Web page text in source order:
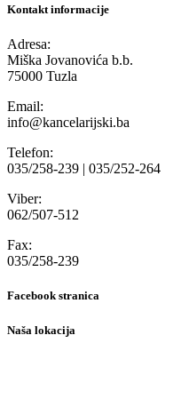
Kontakt informacije
Adresa:
Miška Jovanovića b.b.
75000 Tuzla
Email:
info@kancelarijski.ba
Telefon:
035/258-239 | 035/252-264
Viber:
062/507-512
Fax:
035/258-239
Facebook stranica
Naša lokacija